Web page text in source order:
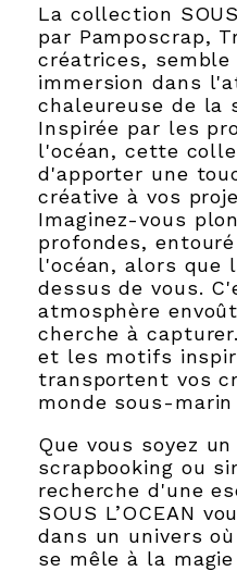
La collection
par Pamposcrap,
créatrices,
immersion dans
chaleureuse de la
Inspirée par les
l'océan, cette
d'apporter une
créative à vos
Imaginez-vous
profondes,
l'océan, alors que
dessus de vous.
atmosphère
cherche à
et les motifs
transportent vos
monde sous-marin
Que vous soyez
scrapbooking ou
recherche d'une
SOUS L’OCEAN
dans un univers
se mêle à la